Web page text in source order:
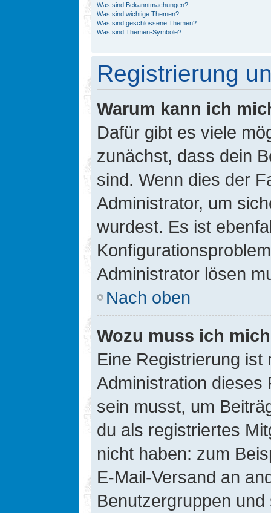
Was sind Bekanntmachungen?
Was sind wichtige Themen?
Was sind geschlossene Themen?
Was sind Themen-Symbole?
Registrierung
Warum kann ich
Dafür gibt es viele
zunächst, dass dein
sind. Wenn dies der
Administrator, um
wurdest. Es ist
Administrator lösen
Nach oben
Wozu muss ich
Eine Registrierung ist
Administration dieses
sein musst, um
du als registriertes
nicht haben: zum
E-Mail-Versand an
Benutzergruppen